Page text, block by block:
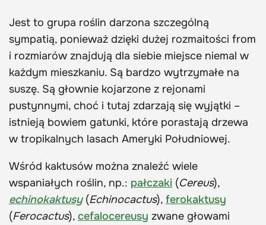
Jest to grupa roślin darzona szczególną
sympatią, ponieważ dzięki dużej rozmaitości from
i rozmiarów znajdują dla siebie miejsce niemal w
każdym mieszkaniu. Są bardzo wytrzymałe na
suszę. Są głownie kojarzone z rejonami
pustynnymi, choć i tutaj zdarzają się wyjątki –
istnieją bowiem gatunki, które porastają drzewa
w tropikalnych lasach Ameryki Południowej.
Wśród kaktusów można znaleźć wiele
wspaniałych roślin, np.: pałczaki (Cereus),
echinokaktusy (Echinocactus), ferokaktusy
(Ferocactus), cefalocereusy zwane głowami